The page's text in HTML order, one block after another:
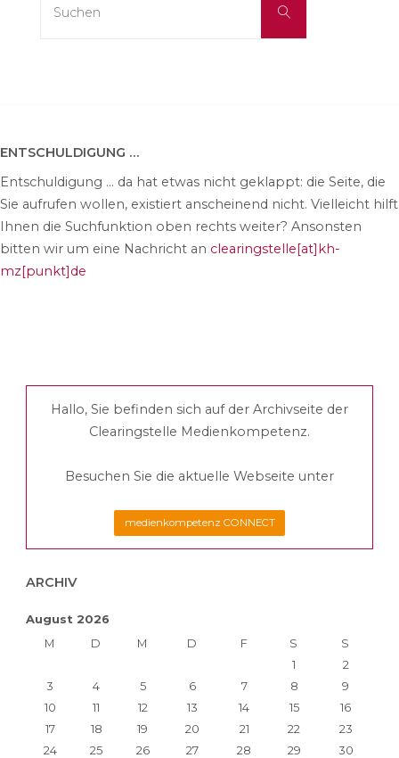
Suchen
ENTSCHULDIGUNG …
Entschuldigung … da hat etwas nicht geklappt: die Seite, die
Sie aufrufen wollen, existiert anscheinend nicht. Vielleicht hilft
Ihnen die Suchfunktion oben rechts weiter? Ansonsten
bitten wir um eine Nachricht an clearingstelle[at]kh-
mz[punkt]de
Hallo, Sie befinden sich auf der Archivseite der
Clearingstelle Medienkompetenz.
Besuchen Sie die aktuelle Webseite unter
medienkompetenz CONNECT
ARCHIV
August 2026
M
D M D F S
S
1
2
3
4 5 6 7 8
9
10
11 12 13 14 15
16
17
18 19 20 21 22
23
24
25 26 27 28 29
30